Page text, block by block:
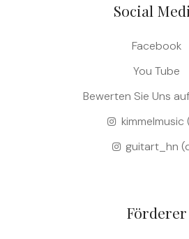
Social
Facebook
You Tube
Bewerten Sie Uns
kimmelmusic
guitart_hn
Förderer